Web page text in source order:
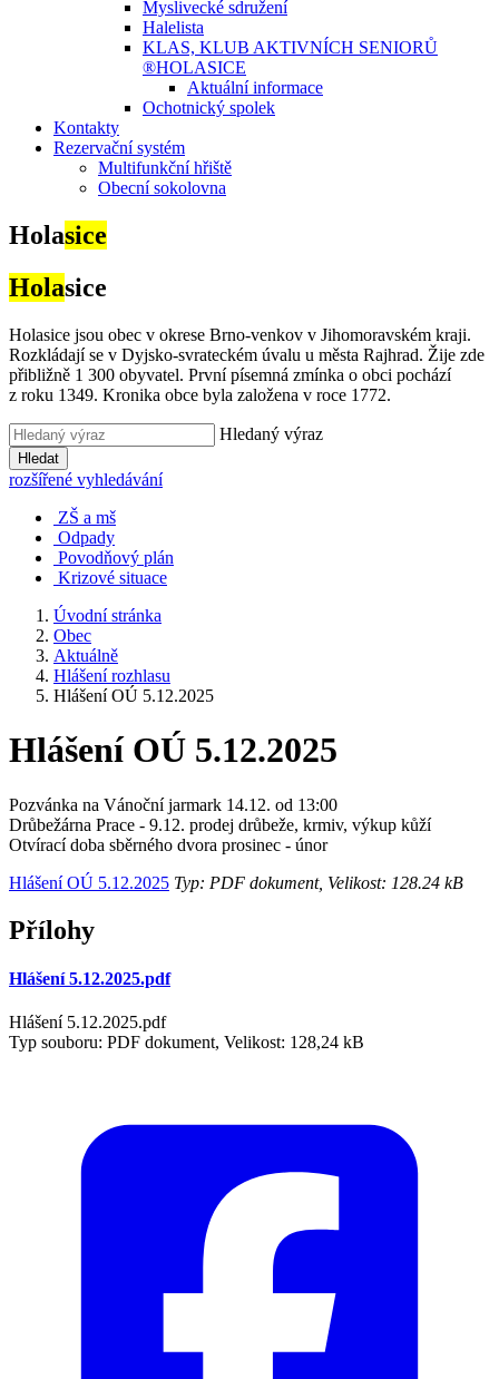
Myslivecké sdružení
Halelista
KLAS, KLUB AKTIVNÍCH SENIORŮ
®HOLASICE
Aktuální informace
Ochotnický spolek
Kontakty
Rezervační systém
Multifunkční hřiště
Obecní sokolovna
Holasice
Holasice
Holasice jsou obec v okrese Brno-venkov v Jihomoravském kraji.
Rozkládají se v Dyjsko-svrateckém úvalu u města Rajhrad. Žije zde
přibližně 1 300 obyvatel. První písemná zmínka o obci pochází
z roku 1349. Kronika obce byla založena v roce 1772.
Hledaný výraz
Hledat
rozšířené vyhledávání
ZŠ a mš
Odpady
Povodňový plán
Krizové situace
Úvodní stránka
Obec
Aktuálně
Hlášení rozhlasu
Hlášení OÚ 5.12.2025
Hlášení OÚ 5.12.2025
Pozvánka na Vánoční jarmark 14.12. od 13:00
Drůbežárna Prace - 9.12. prodej drůbeže, krmiv, výkup kůží
Otvírací doba sběrného dvora prosinec - únor
Hlášení OÚ 5.12.2025 Typ: PDF dokument, Velikost: 128.24 kB
Přílohy
Hlášení 5.12.2025.pdf
Hlášení 5.12.2025.pdf
Typ souboru: PDF dokument, Velikost: 128,24 kB